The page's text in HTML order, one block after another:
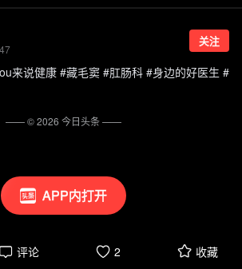
APP内打开
关注
来说健康 #藏毛窦 #肛肠科 #身边的好医生 #
评论 2 收藏
—— ©2026 今日头条——